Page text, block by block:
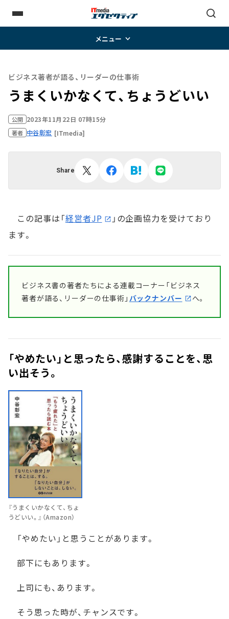
メニュー
ビジネス著者が語る、リーダーの仕事術
うまくいかなくて、ちょうどいい
公開 2023年11月22日 07時15分
著者 中谷彰宏 [ITmedia]
Share
この記事は「経営者JP
」の企画協力を受けており
ます。
ビジネス書の著者たちによる連載コーナー「ビジネス
著者が語る、リーダーの仕事術」 バックナンバー へ。
「やめたい」と思ったら、感謝することを、思
い出そう。
『うまくいかなくて、ちょ
うどいい。』（Amazon）
「やめたい」と思うことがあります。
部下にもあります。
上司にも、あります。
そう思った時が、チャンスです。